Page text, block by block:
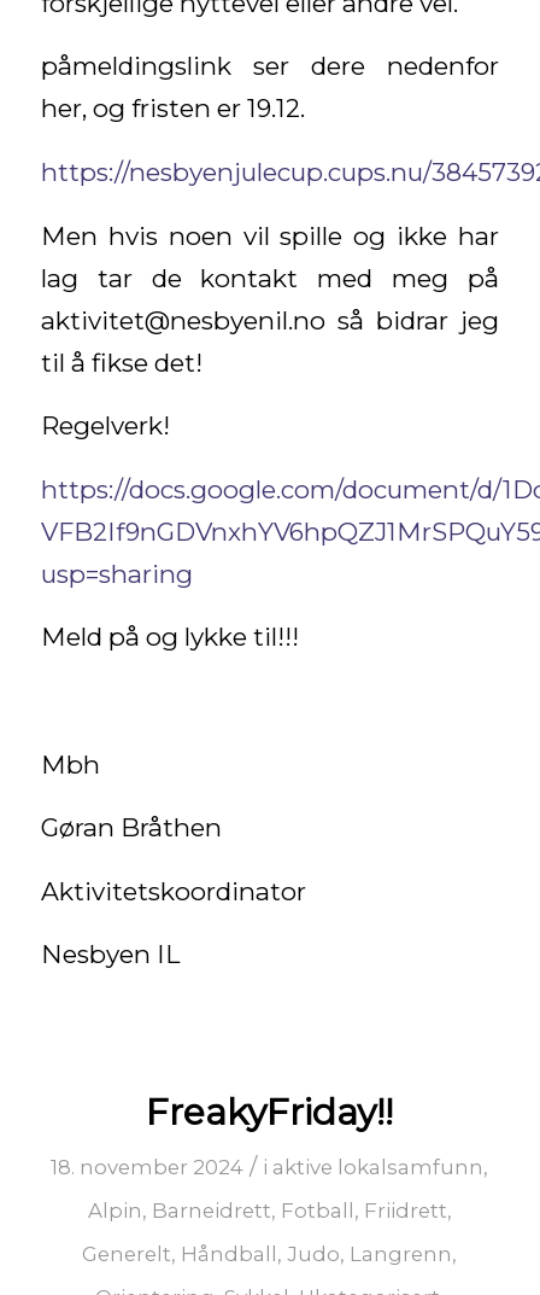
påmeldingslink ser dere nedenfor
her, og fristen er 19.12.
https://nesbyenjulecup.cups.nu/
Men hvis noen vil spille og ikke har
lag tar de kontakt med meg på
aktivitet@nesbyenil.no så bidrar jeg
til å fikse det!
Regelverk!
https://docs.google.com/document/d/
usp=sharing
Meld på og lykke til!!!
Mbh
Gøran Bråthen
Aktivitetskoordinator
Nesbyen IL
FreakyFriday!!
18. november 2024 / i aktive lokalsamfunn,
Alpin, Barneidrett, Fotball , Friidrett,
Generelt, Håndball ,Judo, Langrenn,